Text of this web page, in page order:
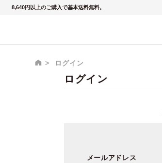
8,640円以上のご購入で基本送料無料。
ログイン
ログイン
メールアドレス